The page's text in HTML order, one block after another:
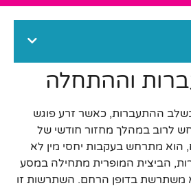
וההתחלה
ההתעברות, כאשר זרע פוגש
לרוב במהלך מחזור חודשי של
הוא מתרחש בעקבות יחסי מין לא
הביצית המופרית מתחילה במסע
משתרשת בדופן הרחם. השתרשות זו